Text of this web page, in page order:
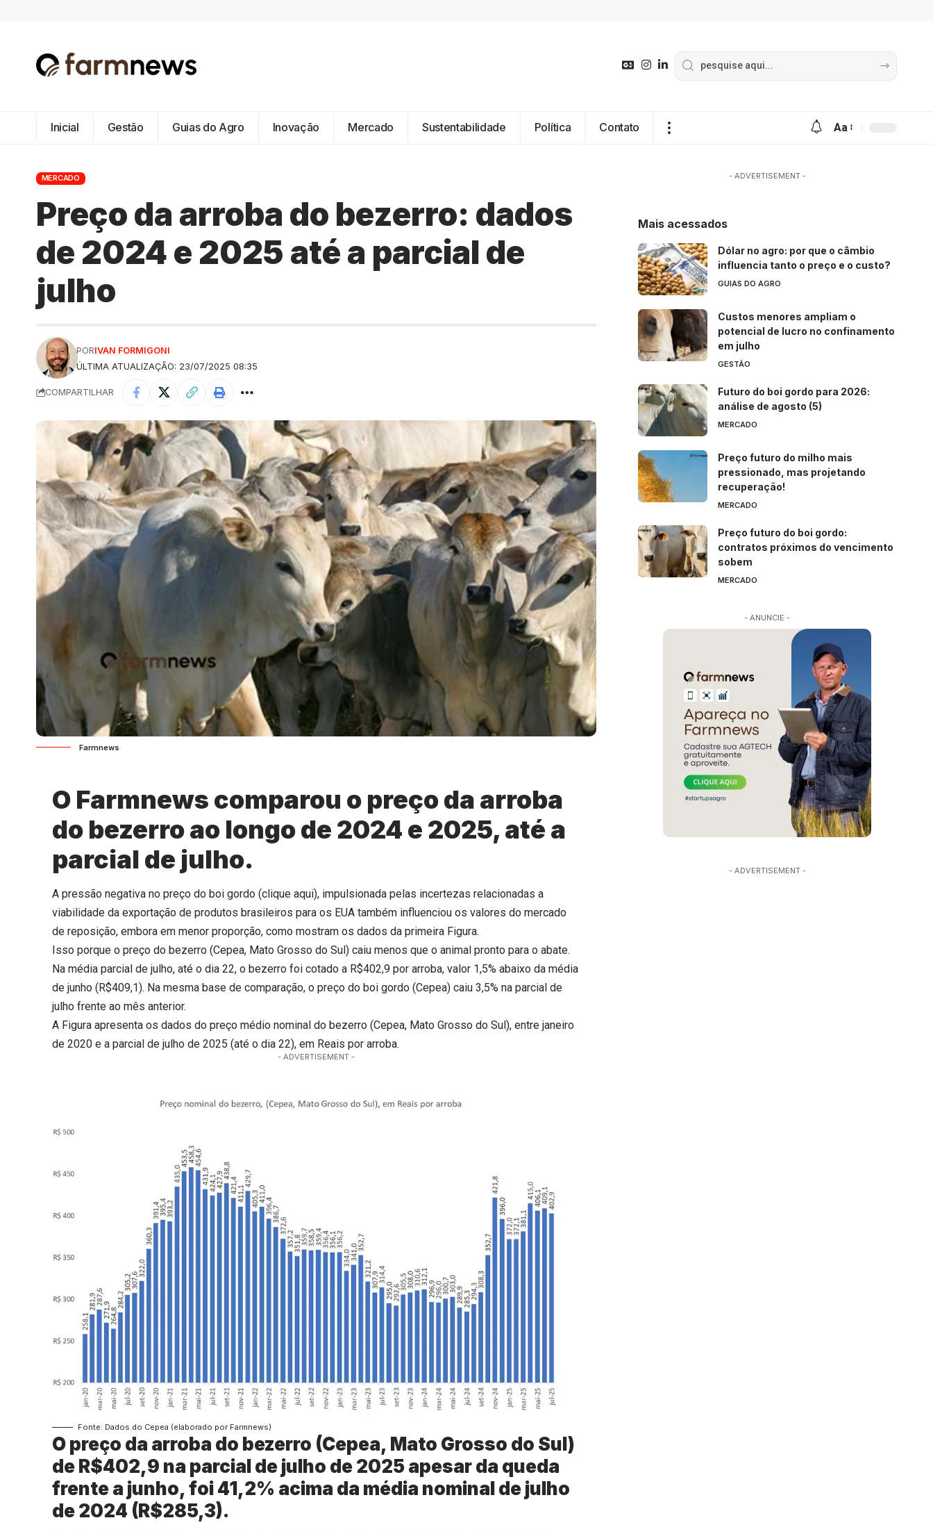
Inicial Gestão Guias do Agro Inovação Mercado Sustentabilidade Política Contato Aa
MERCADO
Preço da arroba do bezerro: dados
de 2024 e 2025 até a parcial de
julho
ÚLTIMA ATUALIZAÇÃO: 23/07/2025 08:35
PORIVAN FORMIGONI
COMPARTILHAR
Farmnews
O Farmnews comparou o preço da arroba
do bezerro ao longo de 2024 e 2025, até a
parcial de julho.
A pressão negativa no preço do boi gordo (clique aqui), impulsionada pelas incertezas relacionadas a
viabilidade da exportação de produtos brasileiros para os EUA também influenciou os valores do mercado
de reposição, embora em menor proporção, como mostram os dados da primeira Figura.
Isso porque o preço do bezerro (Cepea, Mato Grosso do Sul) caiu menos que o animal pronto para o abate.
Na média parcial de julho, até o dia 22, o bezerro foi cotado a R$402,9 por arroba, valor 1,5% abaixo da média
de junho (R$409,1). Na mesma base de comparação, o preço do boi gordo (Cepea) caiu 3,5% na parcial de
julho frente ao mês anterior.
A Figura apresenta os dados do preço médio nominal do bezerro (Cepea, Mato Grosso do Sul), entre janeiro
de 2020 e a parcial de julho de 2025 (até o dia 22), em Reais por arroba.
- ADVERTISEMENT -
Fonte: Dados do Cepea (elaborado por Farmnews)
O preço da arroba do bezerro (Cepea, Mato Grosso do Sul)
de R$402,9 na parcial de julho de 2025 apesar da queda
frente a junho, foi 41,2% acima da média nominal de julho
de 2024 (R$285,3).
- ADVERTISEMENT -
Mais acessados
Dólar no agro: por que o câmbio
influencia tanto o preço e o custo?
GUIAS DO AGRO
Custos menores ampliam o
potencial de lucro no confinamento
em julho
GESTÃO
Futuro do boi gordo para 2026:
análise de agosto (5)
MERCADO
Preço futuro do milho mais
pressionado, mas projetando
recuperação!
MERCADO
Preço futuro do boi gordo:
contratos próximos do vencimento
sobem
MERCADO
- ANUNCIE -
- ADVERTISEMENT -